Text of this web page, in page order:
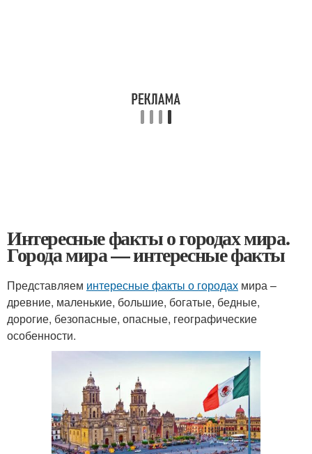
Интересные факты о городах мира.
Города мира — интересные факты
Представляем интересные факты о городах мира –
древние, маленькие, большие, богатые, бедные,
дорогие, безопасные, опасные, географические
особенности.